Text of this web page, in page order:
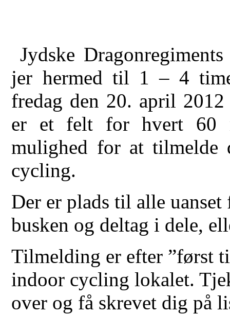
Jydske
jer hermed til 1 – 4
fredag den 20. april
er et felt for hvert 60
mulighed for at tilmelde
cycling.
Der er plads til alle
busken og deltag i dele,
Tilmelding er efter ”først
indoor cycling lokalet.
over og få skrevet dig på